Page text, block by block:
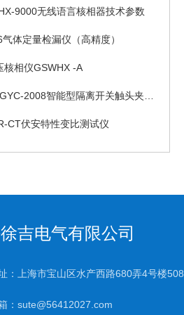
9000无线语言核相器技术参数
体定量检漏仪（高精度）
核相仪GSWHX -A
CT伏安特性变比测试仪
徐吉电气有限公司
：上海市宝山区水产西路680弄4号楼508
：sute@56412027.com